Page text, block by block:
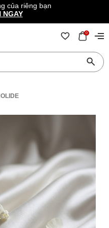
của riêng bạn
NGAY
0